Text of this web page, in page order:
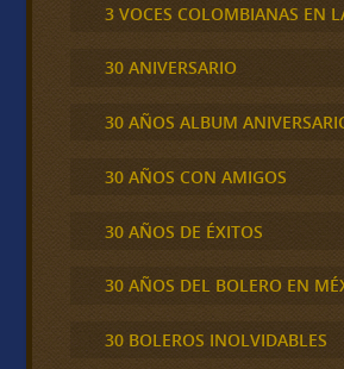
3 VOCES COLOMBIANAS EN
30 ANIVERSARIO
30 AÑOS ALBUM
30 AÑOS CON AMIGOS
30 AÑOS DE ÉXITOS
30 AÑOS DEL BOLERO EN
30 BOLEROS INOLVIDABLES